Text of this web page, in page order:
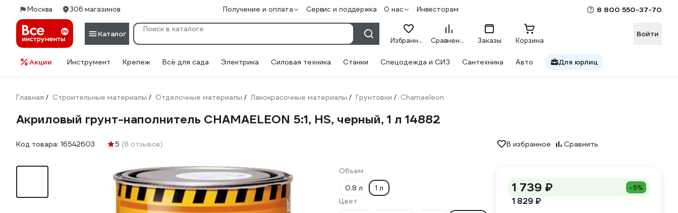
Москва 306 магазинов Получение и оплата Сервис и поддержка О нас Инвесторам 8 800 550-37-70
Каталог
Избранное Сравнение Заказы Корзина
Войти
Акции Инструмент Крепеж Всё для сада Электрика Силовая техника Станки Спецодежда и СИЗ Сантехника Авто Для юрлиц
Главная / Строительные материалы / Отделочные материалы / Лакокрасочные материалы / Грунтовки / Chamaeleon
Акриловый грунт-наполнитель CHAMAELEON 5:1, HS, черный, 1 л 14882
Код товара: 16542603 5 (8 отзывов) В избранное Сравнить
Объем
0.8 л
1 л
Цвет
1 739 ₽ -5%
1 829 ₽